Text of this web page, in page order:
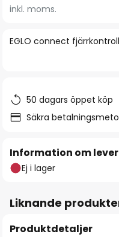
början
bildgalleriet
EGLO connect
inkl. moms.
50 dagars öppet köp
Säkra
Information om
Ej i lager
Liknande
Produktdetaljer